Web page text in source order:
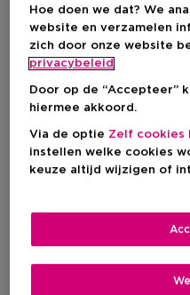
IN
Levering aan huis
Op voorraad-
Ophalen in een
Ophalen in een winkel
Selecteer een winkel
Korte beschrijving
Textuur Liquid
Vanille
Hoe doen we dat? We
website en verzamelen
zich door onze website
privacybeleid
Door op de “Accepteer”
hiermee akkoord.
Via de optie Zelf cookies
instellen welke cookies
keuze altijd wijzigen of